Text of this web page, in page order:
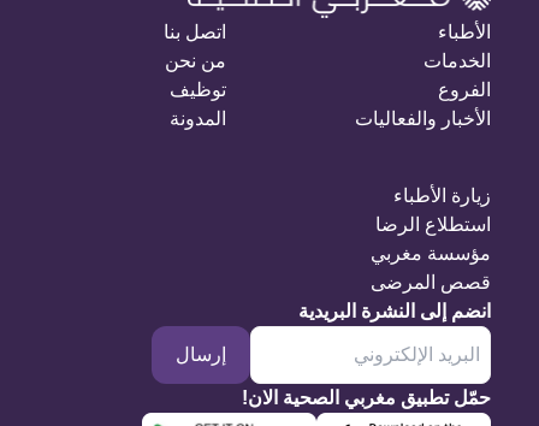
الأطباء
الخدمات
الفروع
الأخبار والفعاليات
اتصل بنا
من نحن
توظيف
المدونة
زيارة الأطباء
استطلاع الرضا
مؤسسة مغربي
قصص المرضى
انضم إلى النشرة البريدية
إرسال
حمّل تطبيق مغربي الصحية الان!